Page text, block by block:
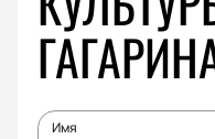
Имя